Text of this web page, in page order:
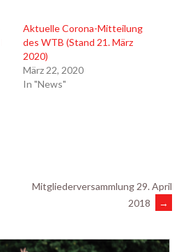
Aktuelle Corona-Mitteilung
des WTB (Stand 21. März
2020)
März 22, 2020
In "News"
Mitgliederversammlung 29. April
2018
→